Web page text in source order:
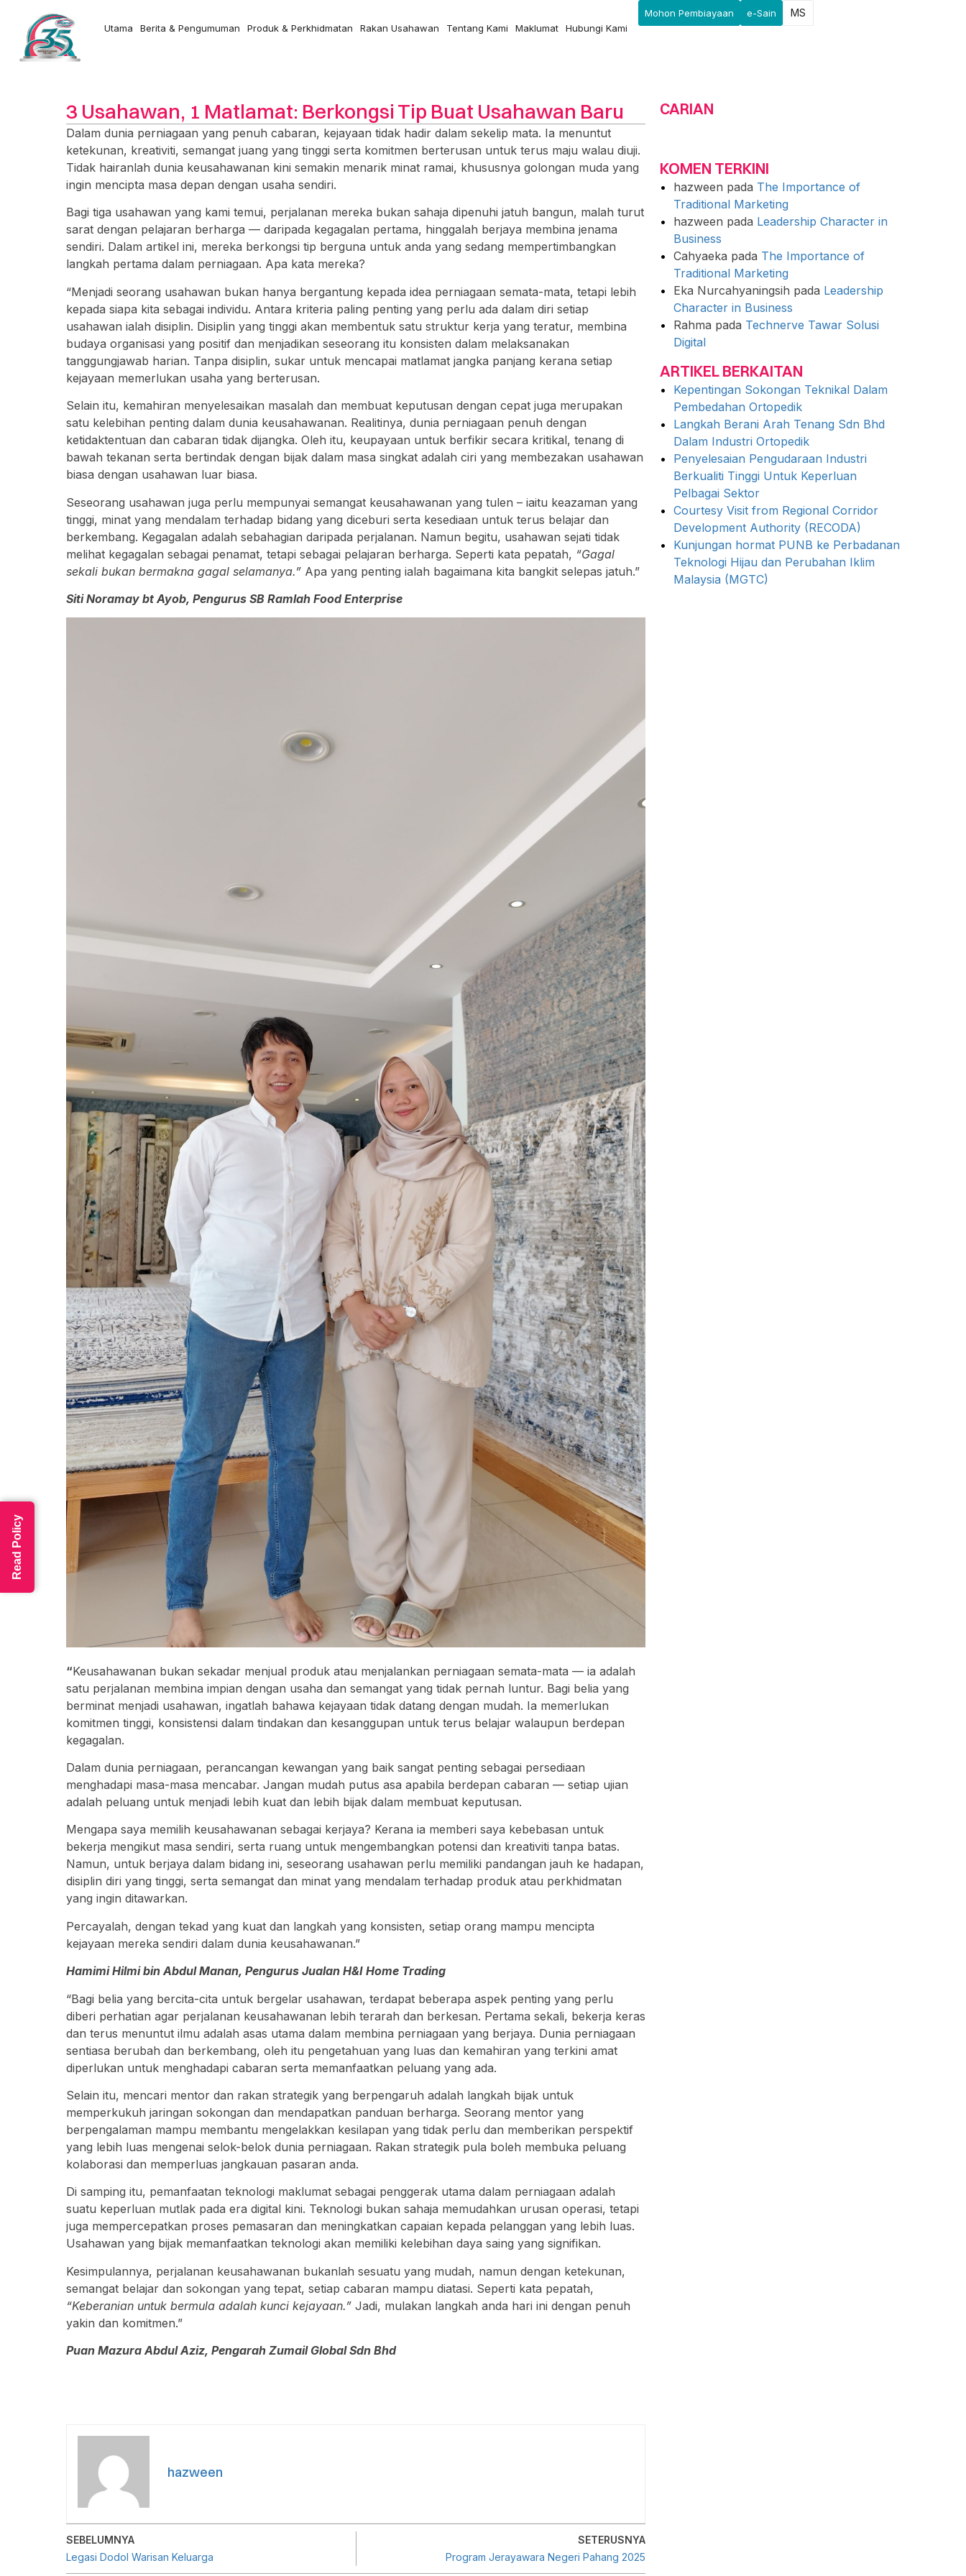
Utama Berita & Pengumuman Produk & Perkhidmatan Rakan Usahawan Tentang Kami Maklumat Hubungi Kami
Mohon Pembiayaan e-Sain MS
3 Usahawan, 1 Matlamat: Berkongsi Tip Buat Usahawan Baru
Dalam dunia perniagaan yang penuh cabaran, kejayaan tidak hadir dalam sekelip mata. Ia menuntut
ketekunan, kreativiti, semangat juang yang tinggi serta komitmen berterusan untuk terus maju walau diuji.
Tidak hairanlah dunia keusahawanan kini semakin menarik minat ramai, khususnya golongan muda yang
ingin mencipta masa depan dengan usaha sendiri.
Bagi tiga usahawan yang kami temui, perjalanan mereka bukan sahaja dipenuhi jatuh bangun, malah turut
sarat dengan pelajaran berharga — daripada kegagalan pertama, hinggalah berjaya membina jenama
sendiri. Dalam artikel ini, mereka berkongsi tip berguna untuk anda yang sedang mempertimbangkan
langkah pertama dalam perniagaan. Apa kata mereka?
“Menjadi seorang usahawan bukan hanya bergantung kepada idea perniagaan semata-mata, tetapi lebih
kepada siapa kita sebagai individu. Antara kriteria paling penting yang perlu ada dalam diri setiap
usahawan ialah disiplin. Disiplin yang tinggi akan membentuk satu struktur kerja yang teratur, membina
budaya organisasi yang positif dan menjadikan seseorang itu konsisten dalam melaksanakan
tanggungjawab harian. Tanpa disiplin, sukar untuk mencapai matlamat jangka panjang kerana setiap
kejayaan memerlukan usaha yang berterusan.
Selain itu, kemahiran menyelesaikan masalah dan membuat keputusan dengan cepat juga merupakan
satu kelebihan penting dalam dunia keusahawanan. Realitinya, dunia perniagaan penuh dengan
ketidaktentuan dan cabaran tidak dijangka. Oleh itu, keupayaan untuk berfikir secara kritikal, tenang di
bawah tekanan serta bertindak dengan bijak dalam masa singkat adalah ciri yang membezakan usahawan
biasa dengan usahawan luar biasa.
Seseorang usahawan juga perlu mempunyai semangat keusahawanan yang tulen – iaitu keazaman yang
tinggi, minat yang mendalam terhadap bidang yang diceburi serta kesediaan untuk terus belajar dan
berkembang. Kegagalan adalah sebahagian daripada perjalanan. Namun begitu, usahawan sejati tidak
melihat kegagalan sebagai penamat, tetapi sebagai pelajaran berharga. Seperti kata pepatah, “Gagal
sekali bukan bermakna gagal selamanya.” Apa yang penting ialah bagaimana kita bangkit selepas jatuh.”
Siti Noramay bt Ayob, Pengurus SB Ramlah Food Enterprise
“Keusahawanan bukan sekadar menjual produk atau menjalankan perniagaan semata-mata — ia adalah
satu perjalanan membina impian dengan usaha dan semangat yang tidak pernah luntur. Bagi belia yang
berminat menjadi usahawan, ingatlah bahawa kejayaan tidak datang dengan mudah. Ia memerlukan
komitmen tinggi, konsistensi dalam tindakan dan kesanggupan untuk terus belajar walaupun berdepan
kegagalan.
Dalam dunia perniagaan, perancangan kewangan yang baik sangat penting sebagai persediaan
menghadapi masa-masa mencabar. Jangan mudah putus asa apabila berdepan cabaran — setiap ujian
adalah peluang untuk menjadi lebih kuat dan lebih bijak dalam membuat keputusan.
Mengapa saya memilih keusahawanan sebagai kerjaya? Kerana ia memberi saya kebebasan untuk
bekerja mengikut masa sendiri, serta ruang untuk mengembangkan potensi dan kreativiti tanpa batas.
Namun, untuk berjaya dalam bidang ini, seseorang usahawan perlu memiliki pandangan jauh ke hadapan,
disiplin diri yang tinggi, serta semangat dan minat yang mendalam terhadap produk atau perkhidmatan
yang ingin ditawarkan.
Percayalah, dengan tekad yang kuat dan langkah yang konsisten, setiap orang mampu mencipta
kejayaan mereka sendiri dalam dunia keusahawanan.”
Hamimi Hilmi bin Abdul Manan, Pengurus Jualan H&I Home Trading
“Bagi belia yang bercita-cita untuk bergelar usahawan, terdapat beberapa aspek penting yang perlu
diberi perhatian agar perjalanan keusahawanan lebih terarah dan berkesan. Pertama sekali, bekerja keras
dan terus menuntut ilmu adalah asas utama dalam membina perniagaan yang berjaya. Dunia perniagaan
sentiasa berubah dan berkembang, oleh itu pengetahuan yang luas dan kemahiran yang terkini amat
diperlukan untuk menghadapi cabaran serta memanfaatkan peluang yang ada.
Selain itu, mencari mentor dan rakan strategik yang berpengaruh adalah langkah bijak untuk
memperkukuh jaringan sokongan dan mendapatkan panduan berharga. Seorang mentor yang
berpengalaman mampu membantu mengelakkan kesilapan yang tidak perlu dan memberikan perspektif
yang lebih luas mengenai selok-belok dunia perniagaan. Rakan strategik pula boleh membuka peluang
kolaborasi dan memperluas jangkauan pasaran anda.
Di samping itu, pemanfaatan teknologi maklumat sebagai penggerak utama dalam perniagaan adalah
suatu keperluan mutlak pada era digital kini. Teknologi bukan sahaja memudahkan urusan operasi, tetapi
juga mempercepatkan proses pemasaran dan meningkatkan capaian kepada pelanggan yang lebih luas.
Usahawan yang bijak memanfaatkan teknologi akan memiliki kelebihan daya saing yang signifikan.
Kesimpulannya, perjalanan keusahawanan bukanlah sesuatu yang mudah, namun dengan ketekunan,
semangat belajar dan sokongan yang tepat, setiap cabaran mampu diatasi. Seperti kata pepatah,
“Keberanian untuk bermula adalah kunci kejayaan.” Jadi, mulakan langkah anda hari ini dengan penuh
yakin dan komitmen.”
Puan Mazura Abdul Aziz, Pengarah Zumail Global Sdn Bhd
hazween
SEBELUMNYA
Legasi Dodol Warisan Keluarga
SETERUSNYA
Program Jerayawara Negeri Pahang 2025
CARIAN
KOMEN TERKINI
hazween pada The Importance of
Traditional Marketing
hazween pada Leadership Character in
Business
Cahyaeka pada The Importance of
Traditional Marketing
Eka Nurcahyaningsih pada Leadership
Character in Business
Rahma pada Technerve Tawar Solusi
Digital
ARTIKEL BERKAITAN
Kepentingan Sokongan Teknikal Dalam
Pembedahan Ortopedik
Langkah Berani Arah Tenang Sdn Bhd
Dalam Industri Ortopedik
Penyelesaian Pengudaraan Industri
Berkualiti Tinggi Untuk Keperluan
Pelbagai Sektor
Courtesy Visit from Regional Corridor
Development Authority (RECODA)
Kunjungan hormat PUNB ke Perbadanan
Teknologi Hijau dan Perubahan Iklim
Malaysia (MGTC)
Read Policy